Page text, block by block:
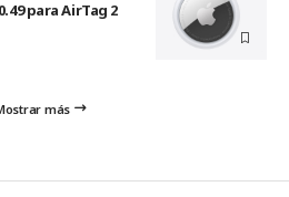
para AirTag 2
más